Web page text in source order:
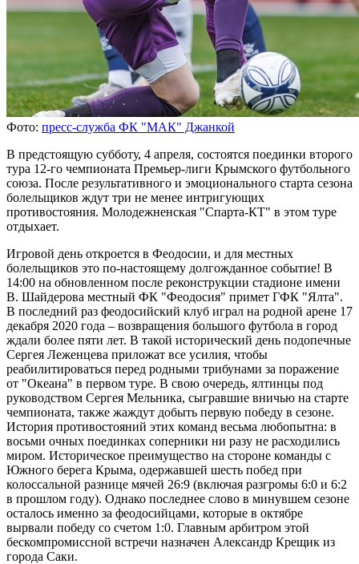
Фото: пресс-служба ФК "МАК" Джанкой
В предстоящую субботу, 4 апреля, состоятся поединки второго
тура 12-го чемпионата Премьер-лиги Крымского футбольного
союза. После результативного и эмоционального старта сезона
болельщиков ждут три не менее интригующих
противостояния. Молодежненская "Спарта-КТ" в этом туре
отдыхает.
Игровой день откроется в Феодосии, и для местных
болельщиков это по-настоящему долгожданное событие! В
14:00 на обновленном после реконструкции стадионе имени
В. Шайдерова местный ФК "Феодосия" примет ГФК "Ялта".
В последний раз феодосийский клуб играл на родной арене 17
декабря 2020 года – возвращения большого футбола в город
ждали более пяти лет. В такой исторический день подопечные
Сергея Леженцева приложат все усилия, чтобы
реабилитироваться перед родными трибунами за поражение
от "Океана" в первом туре. В свою очередь, ялтинцы под
руководством Сергея Мельника, сыгравшие вничью на старте
чемпионата, также жаждут добыть первую победу в сезоне.
История противостояний этих команд весьма любопытна: в
восьми очных поединках соперники ни разу не расходились
миром. Историческое преимущество на стороне команды с
Южного берега Крыма, одержавшей шесть побед при
колоссальной разнице мячей 26:9 (включая разгромы 6:0 и 6:2
в прошлом году). Однако последнее слово в минувшем сезоне
осталось именно за феодосийцами, которые в октябре
вырвали победу со счетом 1:0. Главным арбитром этой
бескомпромиссной встречи назначен Александр Крещик из
города Саки.